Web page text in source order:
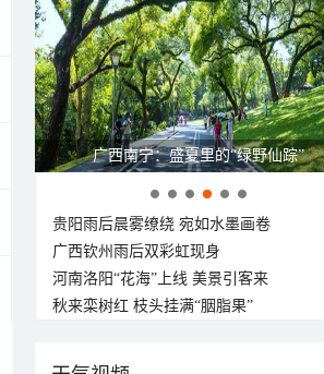
呼伦贝尔草原 藏着最治愈的蓝天白云
贵阳雨后晨雾缭绕 宛如水墨画卷
广西钦州雨后双彩虹现身
河南洛阳“花海”上线 美景引客来
秋来栾树红 枝头挂满“胭脂果”